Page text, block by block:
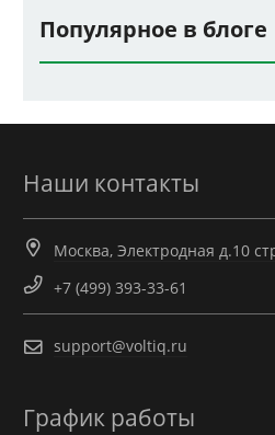
Популярное в блоге
Наши контакты
Москва, Электродная д.10
+7 (499) 393-33-61
support@voltiq.ru
График работы